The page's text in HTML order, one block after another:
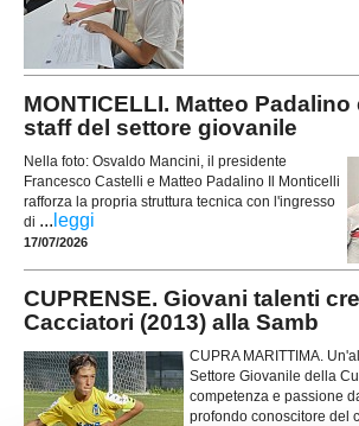
MONTICELLI. Matteo
staff del settore giovanile
Nella foto: Osvaldo Mancini, il presidente
Francesco Castelli e Matteo Padalino Il Monticelli
rafforza la propria struttura tecnica con l'ingresso
di ... leggi
17/07/2026
CUPRENSE. Giovani talenti
Cacciatori (2013) alla Samb
CUPRA MARITTIMA.
Settore Giovanile della
competenza e passione
profondo conoscitore del